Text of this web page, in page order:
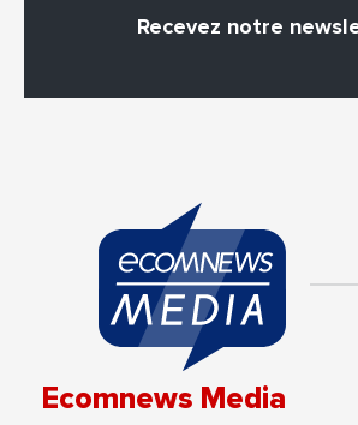
Recevez notre
Ecomnews Media